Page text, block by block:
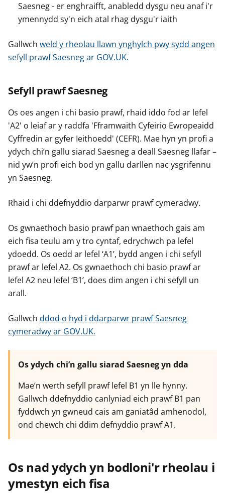
Saesneg - er enghraifft, anabledd dysgu neu anaf i'r
ymennydd sy'n eich atal rhag dysgu'r iaith
Gallwch weld y rheolau llawn ynghylch pwy sydd angen
sefyll prawf Saesneg ar GOV.UK.
Sefyll prawf Saesneg
Os oes angen i chi basio prawf, rhaid iddo fod ar lefel
'A2' o leiaf ar y raddfa 'Fframwaith Cyfeirio Ewropeaidd
Cyffredin ar gyfer Ieithoedd' (CEFR). Mae hyn yn profi a
ydych chi’n gallu siarad Saesneg a deall Saesneg llafar –
nid yw’n profi eich bod yn gallu darllen nac ysgrifennu
yn Saesneg.
Rhaid i chi ddefnyddio darparwr prawf cymeradwy.
Os gwnaethoch basio prawf pan wnaethoch gais am
eich fisa teulu am y tro cyntaf, edrychwch pa lefel
ydoedd. Os oedd ar lefel ‘A1’, bydd angen i chi sefyll
prawf ar lefel A2. Os gwnaethoch chi basio prawf ar
lefel A2 neu lefel ‘B1’, does dim angen i chi sefyll un
arall.
Gallwch ddod o hyd i ddarparwr prawf Saesneg
cymeradwy ar GOV.UK.
Os ydych chi’n gallu siarad Saesneg yn dda
Mae’n werth sefyll prawf lefel B1 yn lle hynny.
Gallwch ddefnyddio canlyniad eich prawf B1 pan
fyddwch yn gwneud cais am ganiatâd amhenodol,
ond chewch chi ddim defnyddio prawf A1.
Os nad ydych yn bodloni'r rheolau i
ymestyn eich fisa